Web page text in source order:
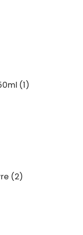
(1)
(2)